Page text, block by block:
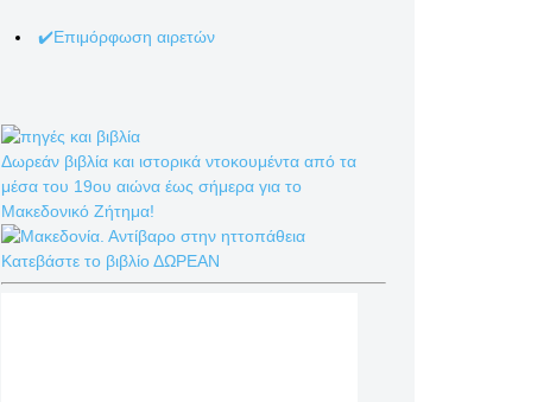
✔️Επιμόρφωση αιρετών
Δωρεάν βιβλία και ιστορικά ντοκουμέντα από τα
μέσα του 19ου αιώνα έως σήμερα για το
Μακεδονικό Ζήτημα!
Κατεβάστε το βιβλίο ΔΩΡΕΑΝ